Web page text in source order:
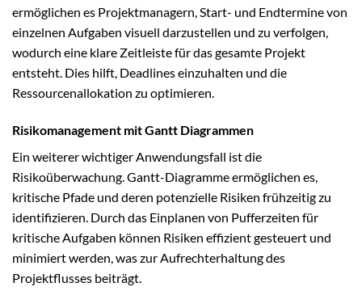
ermöglichen es Projektmanagern, Start- und Endtermine von
einzelnen Aufgaben visuell darzustellen und zu verfolgen,
wodurch eine klare Zeitleiste für das gesamte Projekt
entsteht. Dies hilft, Deadlines einzuhalten und die
Ressourcenallokation zu optimieren.
Risikomanagement mit Gantt Diagrammen
Ein weiterer wichtiger Anwendungsfall ist die
Risikoüberwachung. Gantt-Diagramme ermöglichen es,
kritische Pfade und deren potenzielle Risiken frühzeitig zu
identifizieren. Durch das Einplanen von Pufferzeiten für
kritische Aufgaben können Risiken effizient gesteuert und
minimiert werden, was zur Aufrechterhaltung des
Projektflusses beiträgt.